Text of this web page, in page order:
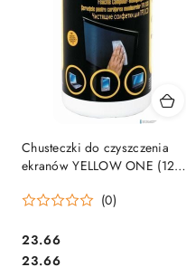
Chusteczki do czyszczenia
ekranów YELLOW ONE (125-
(0)
Cena:
23.66
Cena:
23.66